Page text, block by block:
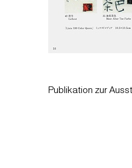
Publikation zur